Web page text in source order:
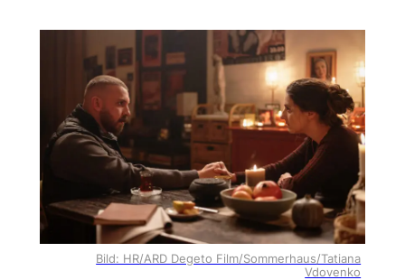
Bild: HR/ARD Degeto Film/Sommerhaus/Tatiana
Vdovenko